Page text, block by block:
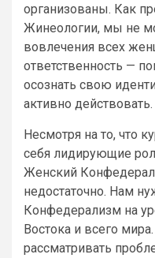
организованы. Как
Жинеологии, мы не
вовлечения всех
ответственность —
осознать свою
активно
Несмотря на то, что
себя лидирующие
Женский
недостаточно. Нам
Конфедерализм на
Востока и всего
рассматривать